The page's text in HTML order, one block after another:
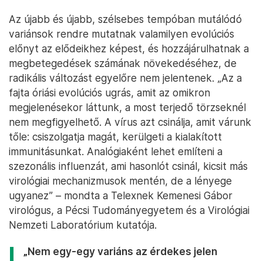
Az újabb és újabb, szélsebes tempóban mutálódó
variánsok rendre mutatnak valamilyen evolúciós
előnyt az elődeikhez képest, és hozzájárulhatnak a
megbetegedések számának növekedéséhez, de
radikális változást egyelőre nem jelentenek. „Az a
fajta óriási evolúciós ugrás, amit az omikron
megjelenésekor láttunk, a most terjedő törzseknél
nem megfigyelhető. A vírus azt csinálja, amit várunk
tőle: csiszolgatja magát, kerülgeti a kialakított
immunitásunkat. Analógiaként lehet említeni a
szezonális influenzát, ami hasonlót csinál, kicsit más
virológiai mechanizmusok mentén, de a lényege
ugyanez” – mondta a Telexnek Kemenesi Gábor
virológus, a Pécsi Tudományegyetem és a Virológiai
Nemzeti Laboratórium kutatója.
„Nem egy-egy variáns az érdekes jelen